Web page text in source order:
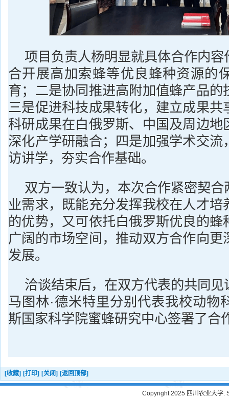
项目负责人杨明显就具体合作内
合开展高加索蜂等优良蜂种资源的
育；二是协同推进高附加值蜂产品的
三是促进科技成果转化，建立成果共
科研成果在白俄罗斯、中国及周边地
深化产学研融合；四是加强学术交流
访讲学，夯实合作基础。
双方一致认为，本次合作紧密契
业需求，既能充分发挥我校在人才培
的优势，又可依托白俄罗斯优良的蜂
广阔的市场空间，推动双方合作向更
发展。
洽谈结束后，在双方代表的共同
马图林·德米特里分别代表我校动物
斯国家科学院蜜蜂研究中心签署了合
[收藏] [打印] [关闭] [返回顶部]
Copyright 2025 四川农业大学.